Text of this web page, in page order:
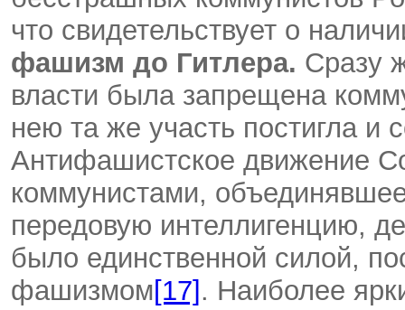
что свидетельствует о
фашизм до Гитлера. Сразу
власти была запрещена
нею та же участь постигла и
Антифашистское движение
коммунистами,
передовую интеллигенцию,
было единственной силой,
фашизмом[17] . Наиболее